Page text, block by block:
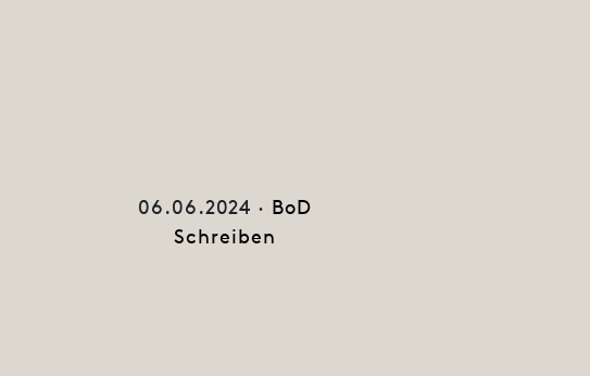
06.06.2024 · BoD
Schreiben